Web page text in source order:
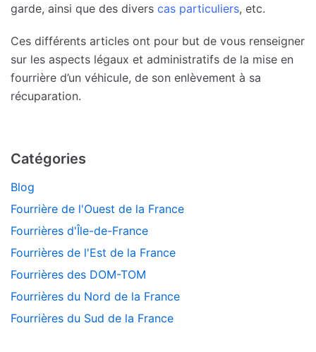
garde, ainsi que des divers cas particuliers, etc.
Ces différents articles ont pour but de vous renseigner
sur les aspects légaux et administratifs de la mise en
fourrière d’un véhicule, de son enlèvement à sa
récuparation.
Catégories
Blog
Fourrière de l'Ouest de la France
Fourrières d'Île-de-France
Fourrières de l'Est de la France
Fourrières des DOM-TOM
Fourrières du Nord de la France
Fourrières du Sud de la France